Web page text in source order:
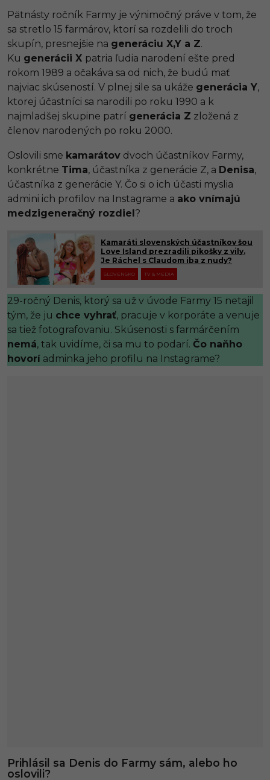
Pätnásty ročník Farmy je výnimočný práve v tom, že
sa stretlo 15 farmárov, ktorí sa rozdelili do troch
skupín, presnejšie na generáciu X,Y a Z.
Ku generácii X patria ľudia narodení ešte pred
rokom 1989 a očakáva sa od nich, že budú mať
najviac skúseností. V plnej sile sa ukáže generácia Y,
ktorej účastníci sa narodili po roku 1990 a k
najmladšej skupine patrí generácia Z zložená z
členov narodených po roku 2000.
Oslovili sme kamarátov dvoch účastníkov Farmy,
konkrétne Tima, účastníka z generácie Z, a Denisa,
účastníka z generácie Y. Čo si o ich účasti myslia
admini ich profilov na Instagrame a ako vnímajú
medzigeneračný rozdiel?
Kamaráti slovenských účastníkov šou
Love Island prezradili pikošky z vily.
Je Ráchel s Claudom iba z nudy?
SLOVENSKO TV & MEDIA
29-ročný Denis, ktorý sa už v úvode Farmy 15 netajil
tým, že ju chce vyhrať, pracuje v korporáte a venuje
sa tiež fotografovaniu. Skúsenosti s farmárčením
nemá, tak uvidíme, či sa mu to podarí. Čo naňho
hovorí adminka jeho profilu na Instagrame?
Prihlásil sa Denis do Farmy sám, alebo ho
oslovili?